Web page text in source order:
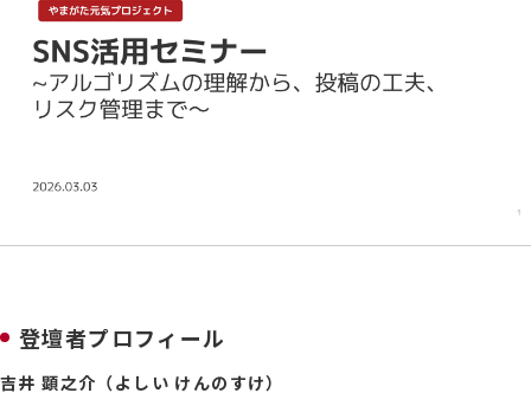
登壇者プロフィール
吉井 顕之介（よしい けんのすけ）